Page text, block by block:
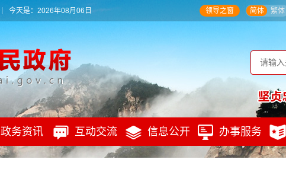
今天是：2026年08月06日 领导之窗 简体 繁体
政务资讯 互动交流 信息公开 办事服务